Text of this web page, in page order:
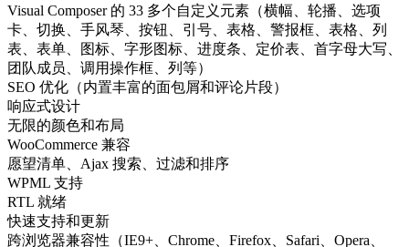
Visual Composer 的 33 多个自定义元素（横幅、轮播、选项
卡、切换、手风琴、按钮、引号、表格、警报框、表格、列
表、表单、图标、字形图标、进度条、定价表、首字母大写、
团队成员、调用操作框、列等）
SEO 优化（内置丰富的面包屑和评论片段）
响应式设计
无限的颜色和布局
WooCommerce 兼容
愿望清单、Ajax 搜索、过滤和排序
WPML 支持
RTL 就绪
快速支持和更新
跨浏览器兼容性（IE9+、Chrome、Firefox、Safari、Opera、